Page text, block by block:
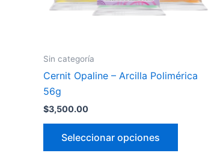
Sin categoría
Cernit Opaline – Arcilla Polimérica
56g
$3,500.00
Seleccionar opciones
pueden
página